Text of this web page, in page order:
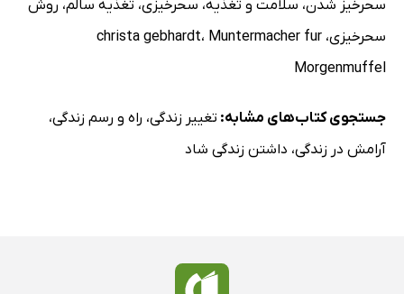
سحرخیز شدن، سلامت و تغذیه، سحرخیزی، تغذیه سالم، روش
سحرخیزی، christa gebhardt، Muntermacher fur
Morgenmuffel
جستجوی کتاب‌های مشابه: تغییر زندگی، راه و رسم زندگی،
آرامش در زندگی، داشتن زندگی شاد